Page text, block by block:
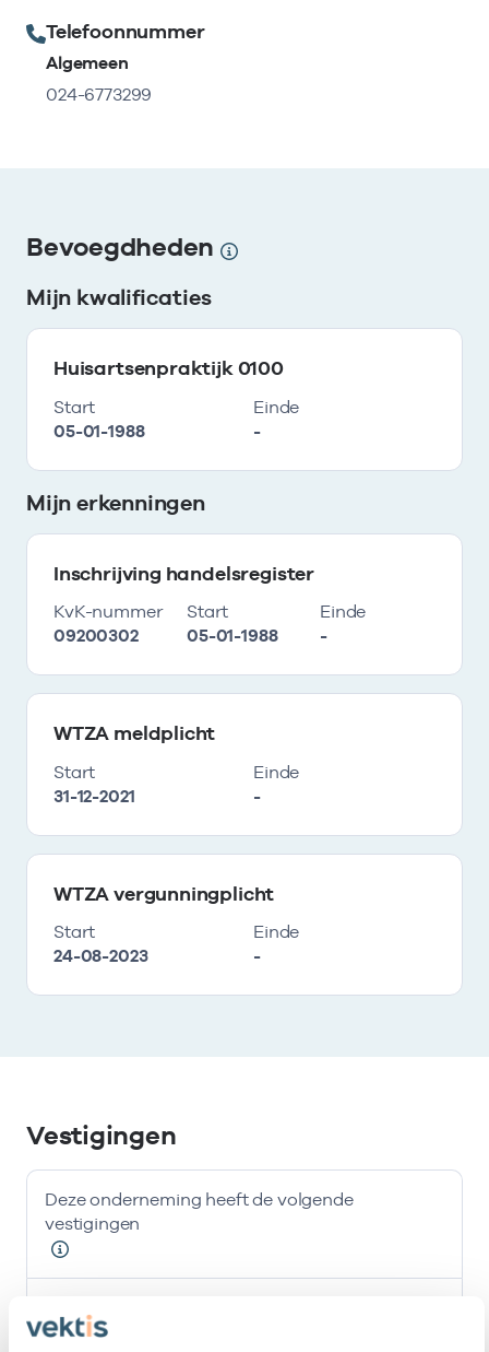
Telefoonnummer
Algemeen
024-6773299
Bevoegdheden
Mijn kwalificaties
Huisartsenpraktijk 0100
Start
05-01-1988
Einde
-
Mijn erkenningen
Inschrijving handelsregister
KvK-nummer
09200302
Start
05-01-1988
Einde
-
WTZA meldplicht
Start
31-12-2021
Einde
-
WTZA vergunningplicht
Start
24-08-2023
Einde
-
Vestigingen
Deze onderneming heeft de volgende
vestigingen